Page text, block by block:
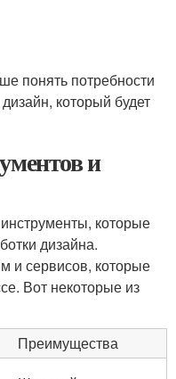
понять потребности
который будет
и
которые
дизайна.
и сервисов, которые
Вот некоторые из
Преимущества